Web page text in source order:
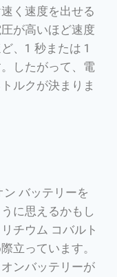
く速度を出せる
が高いほど速度
、1 秒または 1
したがって、電
ルクが決まりま
バッテリーを
に思えるかもし
チウム コバルト
立っています。
ンバッテリーが